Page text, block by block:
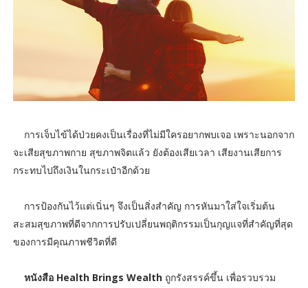
การเจ็บไข้ได้ป่วยคงเป็นเรื่องที่ไม่มีใครอยากพบเจอ เพราะนอกจาก
จะเสียสุขภาพกาย สุขภาพจิตแล้ว ยังต้องเสียเวลา เสียงานเสียการ
กระทบไปถึงเงินในกระเป๋าอีกด้วย
การป้องกันไว้แต่เนิ่นๆ จึงเป็นสิ่งสำคัญ การหันมาใส่ใจเริ่มต้น
สะสมสุขภาพที่ดีจากการปรับเปลี่ยนพฤติกรรมเป็นกุญแจที่สำคัญที่สุด
ของการมีคุณภาพชีวิตที่ดี
หนังสือ Health Brings Wealth ถูกรังสรรค์ขึ้น เพื่อรวบรวม